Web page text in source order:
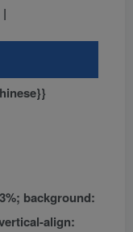
background:
align: